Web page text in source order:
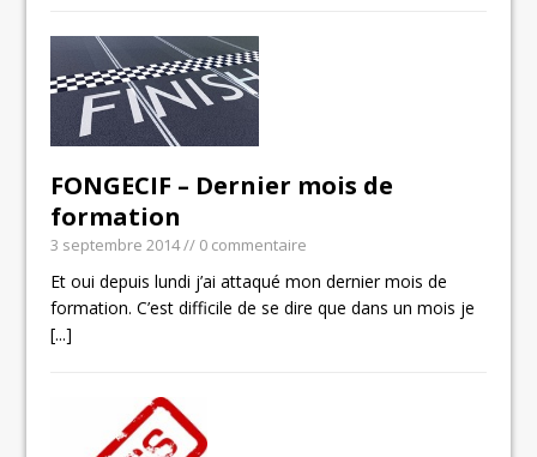
FONGECIF – Dernier mois de
formation
3 septembre 2014// 0 commentaire
Et oui depuis lundi j’ai attaqué mon dernier mois de
formation. C’est difficile de se dire que dans un mois je
[...]